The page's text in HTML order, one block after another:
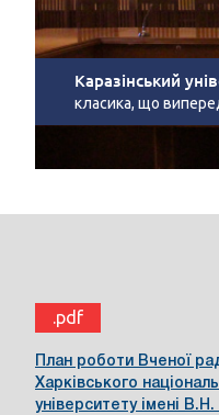
Каразінський
класика, що
.pdf
План роботи Вченої
Харківського
університету імені В.Н.